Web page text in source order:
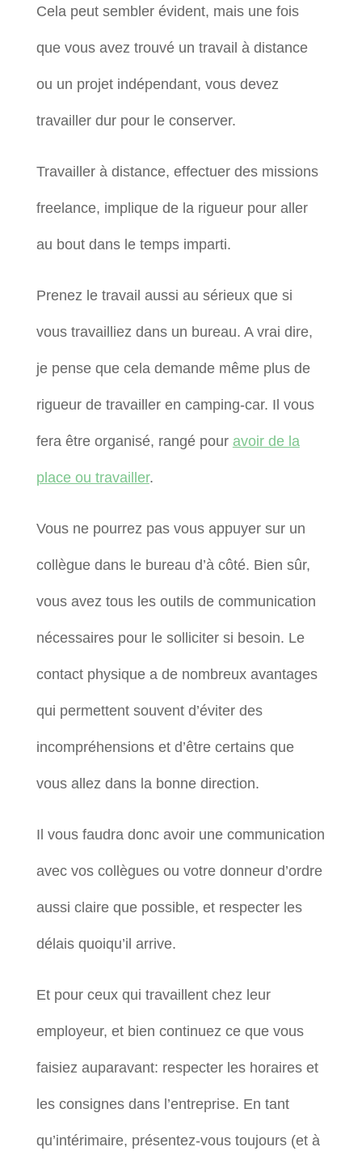
Cela peut sembler évident, mais une fois
que vous avez trouvé un travail à distance
ou un projet indépendant, vous devez
travailler dur pour le conserver.
Travailler à distance, effectuer des missions
freelance, implique de la rigueur pour aller
au bout dans le temps imparti.
Prenez le travail aussi au sérieux que si
vous travailliez dans un bureau. A vrai dire,
je pense que cela demande même plus de
rigueur de travailler en camping-car. Il vous
fera être organisé, rangé pour avoir de la
place ou travailler.
Vous ne pourrez pas vous appuyer sur un
collègue dans le bureau d’à côté. Bien sûr,
vous avez tous les outils de communication
nécessaires pour le solliciter si besoin. Le
contact physique a de nombreux avantages
qui permettent souvent d’éviter des
incompréhensions et d’être certains que
vous allez dans la bonne direction.
Il vous faudra donc avoir une communication
avec vos collègues ou votre donneur d’ordre
aussi claire que possible, et respecter les
délais quoiqu’il arrive.
Et pour ceux qui travaillent chez leur
employeur, et bien continuez ce que vous
faisiez auparavant: respecter les horaires et
les consignes dans l’entreprise. En tant
qu’intérimaire, présentez-vous toujours (et à